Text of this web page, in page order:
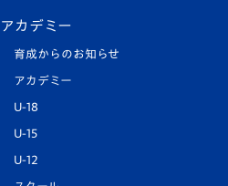
アカデミー
育成からのお知らせ
アカデミー
U-18
U-15
U-12